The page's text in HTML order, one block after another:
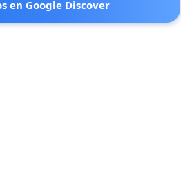
en Google Discover